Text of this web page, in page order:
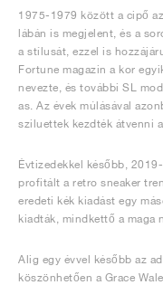
1975-1979 között a cipő
lábán is megjelent, és a
a stílusát, ezzel is
Fortune magazin a kor
nevezte, és további SL
as. Az évek múlásával
sziluettek kezdték átvenni
Évtizedekkel később,
profitált a retro sneaker
eredeti kék kiadást egy
kiadták, mindkettő a maga
Alig egy évvel később az
köszönhetően a Grace